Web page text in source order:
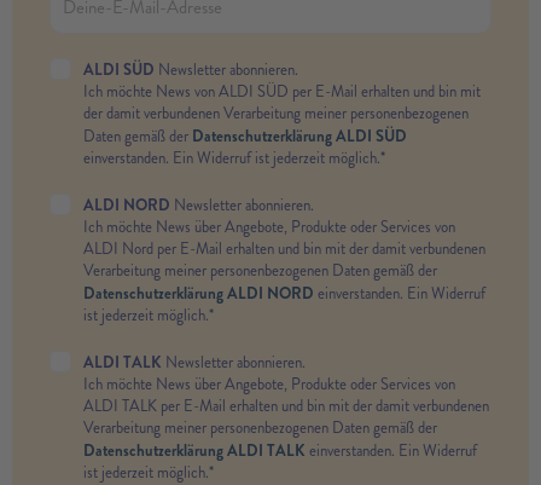
ALDI SÜD Newsletter abonnieren.
Ich möchte News von ALDI SÜD per E-Mail erhalten und bin mit
der damit verbundenen Verarbeitung meiner personenbezogenen
Daten gemäß der Datenschutzerklärung ALDI SÜD
einverstanden. Ein Widerruf ist jederzeit möglich.*
ALDI NORD Newsletter abonnieren.
Ich möchte News über Angebote, Produkte oder Services von
ALDI Nord per E-Mail erhalten und bin mit der damit verbundenen
Verarbeitung meiner personenbezogenen Daten gemäß der
Datenschutzerklärung ALDI NORD einverstanden. Ein Widerruf
ist jederzeit möglich.*
ALDI TALK Newsletter abonnieren.
Ich möchte News über Angebote, Produkte oder Services von
ALDI TALK per E-Mail erhalten und bin mit der damit verbundenen
Verarbeitung meiner personenbezogenen Daten gemäß der
Datenschutzerklärung ALDI TALK einverstanden. Ein Widerruf
ist jederzeit möglich.*